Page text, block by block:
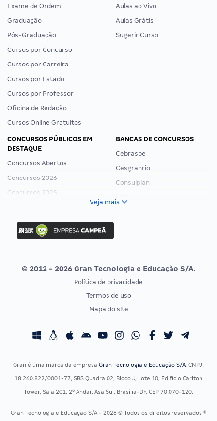
Exame de Ordem
Graduação
Pós-Graduação
Cursos por Concurso
Cursos por Carreira
Cursos por Estado
Cursos por Professor
Oficina de Redação
Cursos Online Gratuitos
Aulas ao Vivo
Aulas Grátis
Sugerir Curso
CONCURSOS PÚBLICOS EM
DESTAQUE
Concursos Abertos
Concursos 2026
Concursos 2025
Concurso Ibama
Concurso MPU
Editais publicados
BANCAS DE CONCURSOS
Cebraspe
Cesgranrio
Consulplan
Vunesp
CONCURSOS POR PROFISSÃO
Concursos Fiscais
Residência Multiprofissional
EXAME DE ORDEM
Calendário OAB
Veja mais
© 2012 - 2026 Gran Tecnologia e Educação S/A.
Política de privacidade
Termos de uso
Mapa do site
Gran é uma marca da empresa Gran Tecnologia e Educação S/A, CNPJ:
18.260.822/0001-77, SBS Quadra 02, Bloco J, Lote 10, Edifício Carlton
Tower, Sala 201, 2º Andar, Asa Sul, Brasília-DF, CEP 70.070-120.
Gran Tecnologia e Educação S/A - 2026 © Todos os direitos reservados ®